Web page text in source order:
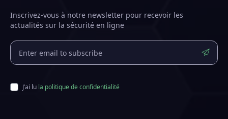
Inscrivez-vous à notre newsletter pour recevoir les
actualités sur la sécurité en ligne
J’ai lu la politique de confidentialité